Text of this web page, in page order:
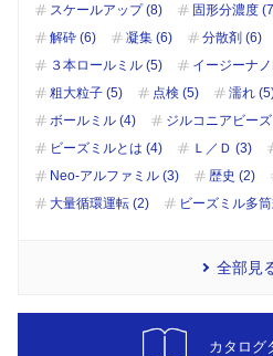
スケールアップ (8)
固形分濃度
解砕 (6)
凝集 (6) 分散剤 (6)
３本ロールミル (5)
イージーナ
粗大粒子 (5)
点検 (5) 濡れ
ボールミル (4)
ジルコニアビー
ビーズミルとは (4)
Ｌ／Ｄ (3)
Neo-アルファミル (3)
歴史 (2)
大量循環運転 (2)
ビーズミル多
全部見
カタログ